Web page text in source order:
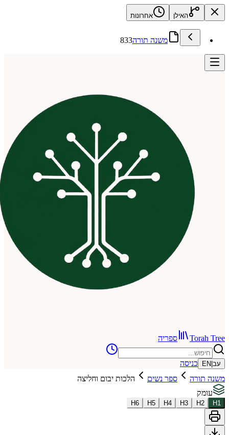
האילן אחרונות
משנה תורה833
ספריה
כניסה
ספר נשים
הלכות יבום וחליצה
H3
H4
H5
H6